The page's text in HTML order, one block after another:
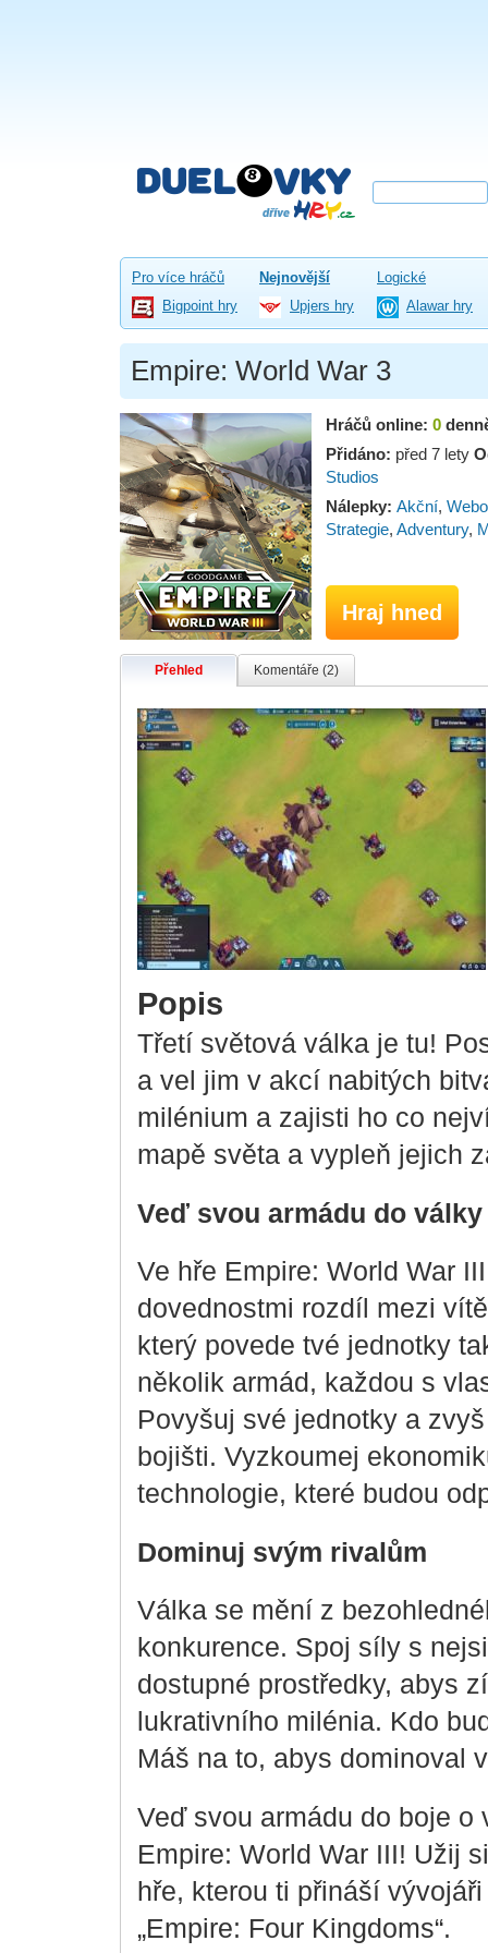
Pro více hráčů Nejnovější
Logické
Bigpoint hry
Upjers hry Alawar hry
Empire: World War 3
Hráčů online: 0
Přidáno: před 7 lety
Studios
Nálepky: Akční,
Strategie, Adventury,
Hraj hned
Přehled Komentáře (2)
Popis
Třetí světová válka je tu!
a vel jim v akcí nabitých
milénium a zajisti ho co
mapě světa a vypleň jejich
Veď svou armádu do války
Ve hře Empire: World War
dovednostmi rozdíl mezi
který povede tvé jednotky
několik armád, každou s
Povyšuj své jednotky a
bojišti. Vyzkoumej
technologie, které budou
Dominuj svým rivalům
Válka se mění z
konkurence. Spoj síly s
dostupné prostředky, abys
lukrativního milénia. Kdo
Máš na to, abys dominoval
Veď svou armádu do boje
Empire: World War III! Užij
hře, kterou ti přináší
„Empire: Four Kingdoms“.